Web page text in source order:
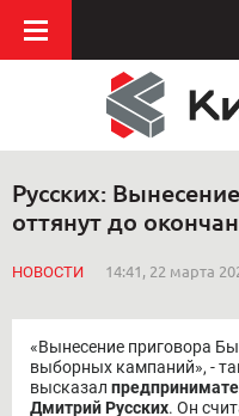
Русских:
оттянут до
НОВОСТИ 14:41, 22 марта
«Вынесение приговора
выборных кампаний», -
высказал
Дмитрий Русских. Он